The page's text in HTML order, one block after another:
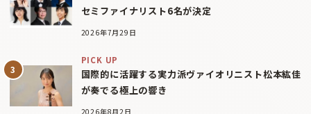
セミファイナリスト6名が決定
2026年7月29日
PICK UP
国際的に活躍する実力派ヴァイオリニスト松本紘佳
が奏でる極上の響き
2026年8月2日